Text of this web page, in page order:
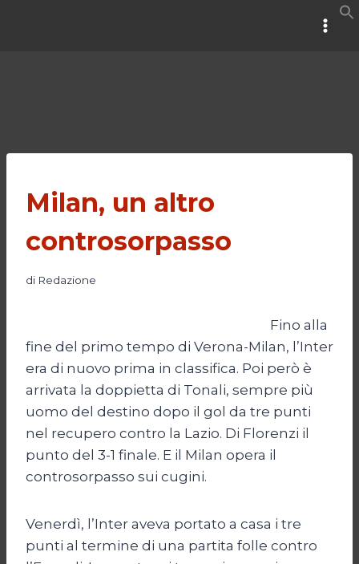
Milan, un altro
controsorpasso
di Redazione
Fino alla
fine del primo tempo di Verona-Milan, l’Inter
era di nuovo prima in classifica. Poi però è
arrivata la doppietta di Tonali, sempre più
uomo del destino dopo il gol da tre punti
nel recupero contro la Lazio. Di Florenzi il
punto del 3-1 finale. E il Milan opera il
controsorpasso sui cugini.
Venerdì, l’Inter aveva portato a casa i tre
punti al termine di una partita folle contro